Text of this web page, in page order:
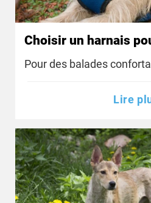
Choisir un harnais
Pour des balades
Lire